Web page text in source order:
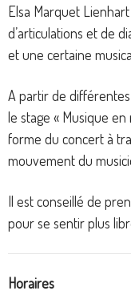
Elsa Marquet
d’articulations et de
et une certaine
A partir de
le stage « Musique
forme du concert à
mouvement du
Il est conseillé de
pour se sentir plus
Horaires